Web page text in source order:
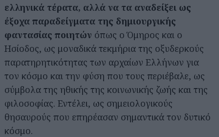
ελληνικά τέρατα, αλλά να τα αναδείξει ως
έξοχα παραδείγματα της δημιουργικής
φαντασίας ποιητών όπως ο Όμηρος και ο
Ησίοδος, ως μοναδικά τεκμήρια της οξυδερκούς
παρατηρητικότητας των αρχαίων Ελλήνων για
τον κόσμο και την φύση που τους περιέβαλε, ως
σύμβολα της ηθικής της κοινωνικής ζωής και της
φιλοσοφίας. Εντέλει, ως σημειολογικούς
θησαυρούς που επηρέασαν σημαντικά τον δυτικό
κόσμο.